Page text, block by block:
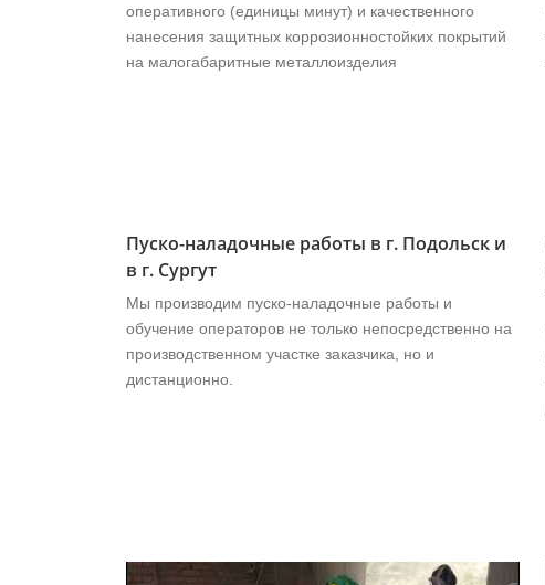
оперативного (единицы минут) и качественного
нанесения защитных коррозионностойких покрытий
на малогабаритные металлоизделия
Пуско-наладочные работы в г. Подольск и
в г. Сургут
Мы производим пуско-наладочные работы и
обучение операторов не только непосредственно на
производственном участке заказчика, но и
дистанционно.